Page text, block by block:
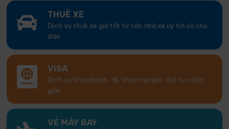
THUÊ XE
Dịch vụ thuê xe giá tốt từ các nhà xe uy tín và chu
đáo
VISA
Dịch vụ Visa nhanh, rẻ. Visa trọn gói, thủ tục đơn
giản
VÉ MÁY BAY